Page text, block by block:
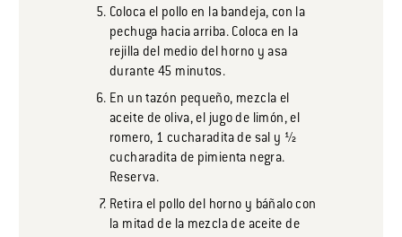
Coloca el pollo en la bandeja, con la
pechuga hacia arriba. Coloca en la
rejilla del medio del horno y asa
durante 45 minutos.
En un tazón pequeño, mezcla el
aceite de oliva, el jugo de limón, el
romero, 1 cucharadita de sal y ½
cucharadita de pimienta negra.
Reserva.
Retira el pollo del horno y báñalo con
la mitad de la mezcla de aceite de